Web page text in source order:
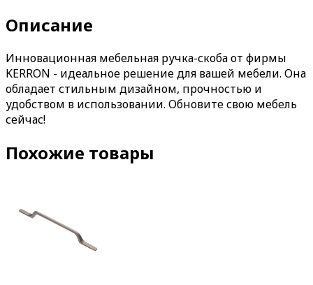
Описание
Инновационная мебельная ручка-скоба от фирмы
KERRON - идеальное решение для вашей мебели. Она
обладает стильным дизайном, прочностью и
удобством в использовании. Обновите свою мебель
сейчас!
Похожие товары